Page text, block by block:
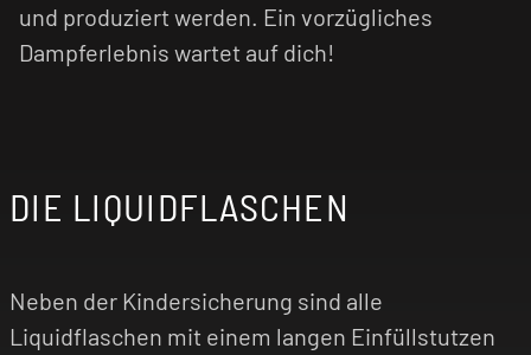
und produziert werden. Ein vorzügliches
Dampferlebnis wartet auf dich!
DIE LIQUIDFLASCHEN
Neben der Kindersicherung sind alle
Liquidflaschen mit einem langen Einfüllstutzen